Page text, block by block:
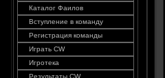
Каталог Фаилов
Вступление в команду
Регистрация команды
Играть CW
Игротека